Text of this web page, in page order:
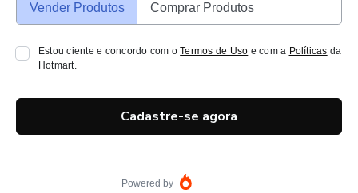
Vender Produtos Comprar Produtos
Estou ciente e concordo com oTermos de Uso e com a Políticas da
Hotmart.
Cadastre-se agora
Powered by